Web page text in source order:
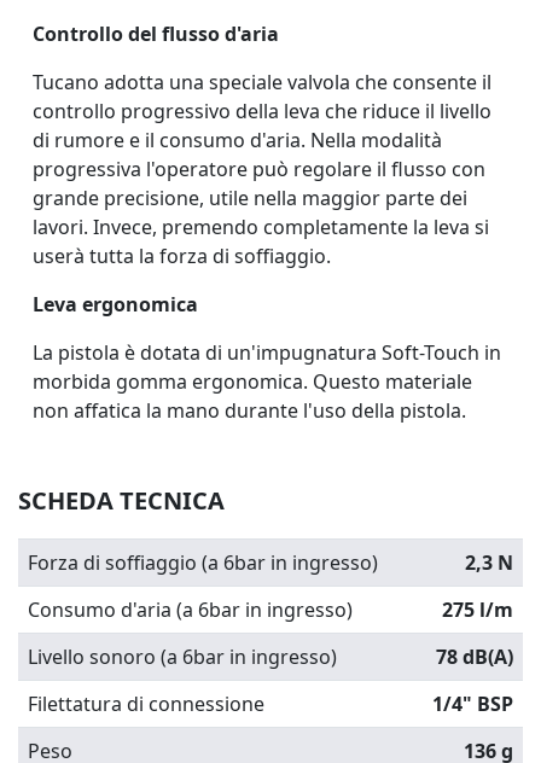
Controllo del flusso d'aria
Tucano adotta una speciale valvola che consente il
controllo progressivo della leva che riduce il livello
di rumore e il consumo d'aria. Nella modalità
progressiva l'operatore può regolare il flusso con
grande precisione, utile nella maggior parte dei
lavori. Invece, premendo completamente la leva si
userà tutta la forza di soffiaggio.
Leva ergonomica
La pistola è dotata di un'impugnatura Soft-Touch in
morbida gomma ergonomica. Questo materiale
non affatica la mano durante l'uso della pistola.
SCHEDA TECNICA
Forza di soffiaggio (a 6bar in ingresso)
2,3 N
Consumo d'aria (a 6bar in ingresso)
275 l/m
Livello sonoro (a 6bar in ingresso)
78 dB(A)
Filettatura di connessione
1/4" BSP
Peso
136 g